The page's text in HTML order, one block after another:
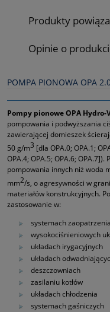
Produkty
Opinie o
POMPA PIONOWA OPA
Pompy pionowe OPA
pompowania i podwyższania
zawierającej domieszek
50 g/m3 [dla OPA.0; OPA.1;
OPA.4; OPA.5; OPA.6;
pompowania innych niż woda
mm2/s, o agresywności w
materiałów konstrukcyjnych.
zastosowanie w:
systemach
wysokociśnieniowych
układach irygacyjnych
układach
deszczowniach
zasilaniu kotłów
układach chłodzenia
systemach gaśniczych